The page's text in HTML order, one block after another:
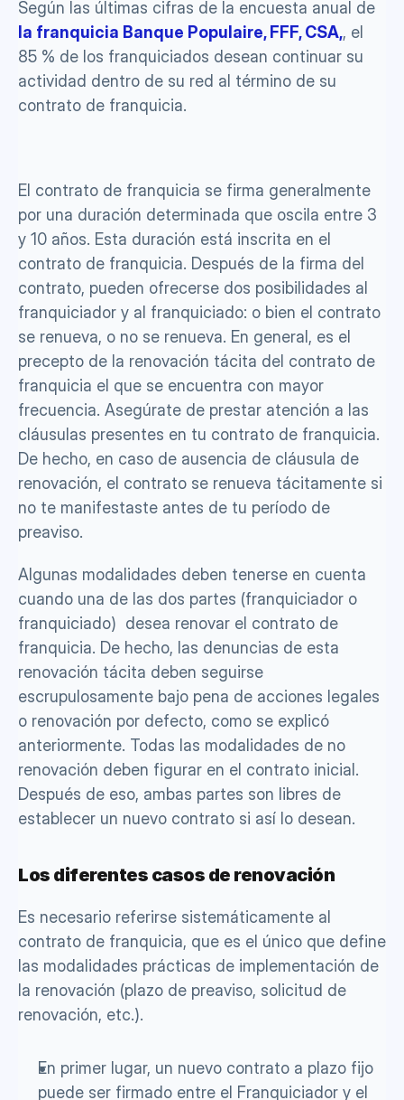
la franquicia Banque Populaire, FFF, CSA,, el
85 % de los franquiciados desean continuar su
actividad dentro de su red al término de su
contrato de franquicia.
El contrato de franquicia se firma generalmente
por una duración determinada que oscila entre 3
y 10 años. Esta duración está inscrita en el
contrato de franquicia. Después de la firma del
contrato, pueden ofrecerse dos posibilidades al
franquiciador y al franquiciado: o bien el contrato
se renueva, o no se renueva. En general, es el
precepto de la renovación tácita del contrato de
franquicia el que se encuentra con mayor
frecuencia. Asegúrate de prestar atención a las
cláusulas presentes en tu contrato de franquicia.
De hecho, en caso de ausencia de cláusula de
renovación, el contrato se renueva tácitamente si
no te manifestaste antes de tu período de
preaviso.
Algunas modalidades deben tenerse en cuenta
cuando una de las dos partes (franquiciador o
franquiciado)  desea renovar el contrato de
franquicia. De hecho, las denuncias de esta
renovación tácita deben seguirse
escrupulosamente bajo pena de acciones legales
o renovación por defecto, como se explicó
anteriormente. Todas las modalidades de no
renovación deben figurar en el contrato inicial.
Después de eso, ambas partes son libres de
establecer un nuevo contrato si así lo desean.
Los diferentes casos de renovación
Es necesario referirse sistemáticamente al
contrato de franquicia, que es el único que define
las modalidades prácticas de implementación de
la renovación (plazo de preaviso, solicitud de
renovación, etc.).
En primer lugar, un nuevo contrato a plazo fijo
puede ser firmado entre el Franquiciador y el